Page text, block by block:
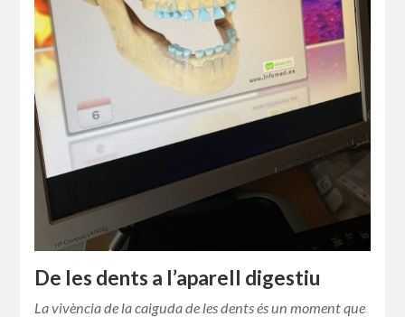
De les dents a l’aparell digestiu
La vivència de la caiguda de les dents és un moment que